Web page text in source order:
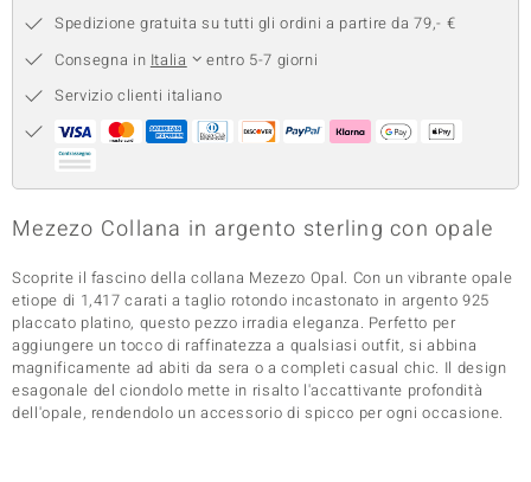
Classics
Spedizione gratuita su tutti gli ordini a partire da 79,- €
Consegna in Italia
entro 5-7 giorni
Servizio clienti italiano
Mezezo Collana in argento sterling con opale
Scoprite il fascino della collana Mezezo Opal. Con un vibrante opale
etiope di 1,417 carati a taglio rotondo incastonato in argento 925
placcato platino, questo pezzo irradia eleganza. Perfetto per
aggiungere un tocco di raffinatezza a qualsiasi outfit, si abbina
magnificamente ad abiti da sera o a completi casual chic. Il design
esagonale del ciondolo mette in risalto l'accattivante profondità
dell'opale, rendendolo un accessorio di spicco per ogni occasione.